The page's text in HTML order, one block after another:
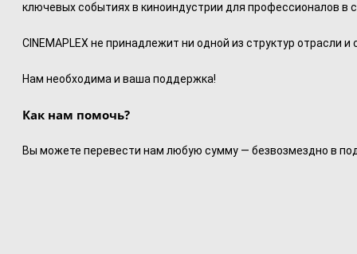
ключевых событиях в киноиндустрии для профессионалов в
CINEMAPLEX не принадлежит ни одной из структур
Нам необходима и ваша поддержка!
Как нам помочь?
Вы можете перевести нам любую сумму — безвозмездно в